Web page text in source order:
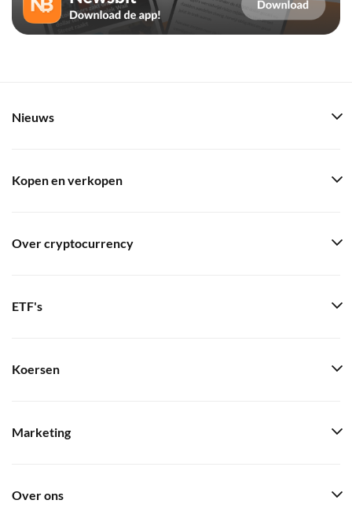
Nieuws
Kopen en verkopen
Over cryptocurrency
ETF's
Koersen
Marketing
Over ons